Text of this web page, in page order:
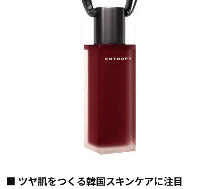
■ ツヤ肌をつくる韓国スキンケアに注目